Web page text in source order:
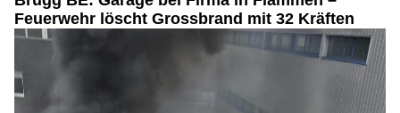
Feuerwehr löscht Grossbrand mit 32 Kräften